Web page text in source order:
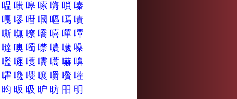
嗢 嗤 嗥 嗦 嗨 嗩 嗪
嘎 嘐 嘒 嘓 嘔 嘕 嘖
嘶 嘸 嘹 嘺 嘻 嘽 嘾
噠噢 噣 噤 噥 噦 噪
嚂 嚃 嚄 嚅 嚆 嚇 嚊
嚯 嚵 嚶 嚷 嚼 嚽 嚾
昀 昄 昅 昈 昉 昍 明